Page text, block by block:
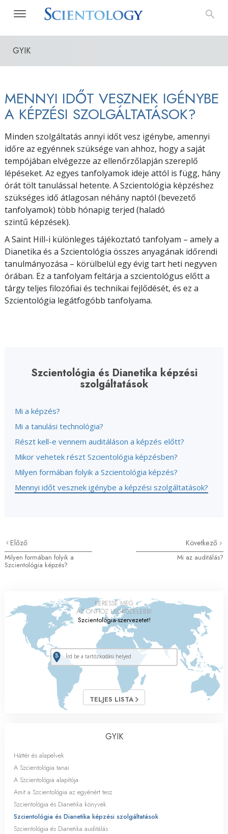
GYIK
MENNYI IDŐT VESZNEK IGÉNYBE
A KÉPZÉSI SZOLGÁLTATÁSOK?
Minden szolgáltatás annyi időt vesz igénybe, amennyi
időre az egyénnek szüksége van ahhoz, hogy a saját
tempójában elvégezze az ellenőrzőlapján szereplő
lépéseket. Az egyes tanfolyamok ideje attól is függ, hány
órát tölt tanulással hetente. A Szcientológia képzéshez
szükséges idő átlagosan néhány naptól (bevezető
tanfolyamok) több hónapig terjed (haladó
szintű képzések).
A Saint Hill-i különleges tájékoztató tanfolyam – amely a
Dianetika és a Szcientológia összes anyagának időrendi
tanulmányozása – körülbelül egy évig tart heti negyven
órában. Ez a tanfolyam feltárja a szcientológus előtt a
tárgy teljes filozófiai és technikai fejlődését, és ez a
Szcientológia legátfogóbb tanfolyama.
Szcientológia és Dianetika képzési
szolgáltatások
Mi a képzés?
Mi a tanulási technológia?
Részt kell-e vennem auditáláson a képzés előtt?
Mikor vehetek részt Szcientológia képzésben?
Milyen formában folyik a Szcientológia képzés?
Mennyi időt vesznek igénybe a képzési szolgáltatások?
Előző
Milyen formában folyik a
Szcientológia képzés?
Következő
Mi az auditálás?
KERESSE MEG
AZ ÖNHÖZ LEGKÖZELEBBI
Szcientológia-szervezetet!
TELJES LISTA
GYIK
Háttér és alapelvek
A Szcientológia tanai
A Szcientológia alapítója
Amit a Szcientológia az egyénért tesz
Szcientológia és Dianetika könyvek
Szcientológia és Dianetika képzési szolgáltatások
Szcientológia és Dianetika auditálás